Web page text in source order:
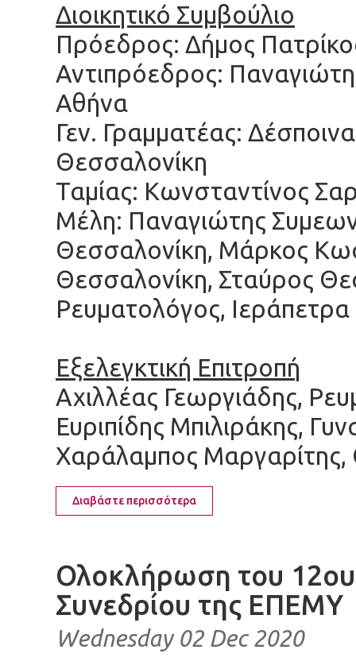
Διοικητικό Συμβούλιο
Πρόεδρος: Δήμος
Αντιπρόεδρος:
Αθήνα
Γεν. Γραμματέας:
Θεσσαλονίκη
Ταμίας: Κωνσταντίνος
Μέλη: Παναγιώτης
Θεσσαλονίκη, Μάρκος
Θεσσαλονίκη, Σταύρος
Ρευματολόγος,
Εξελεγκτική Επιτροπή
Αχιλλέας Γεωργιάδης,
Ευριπίδης Μπιλιράκης,
Χαράλαμπος Μαργαρίτης,
Διαβάστε περισσότερα
Ολοκλήρωση του 12ου
Συνεδρίου της ΕΠΕΜΥ
Wednesday 02 Dec 2020